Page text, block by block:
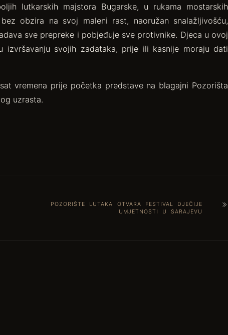
lutkarskih majstora Bugarske, u rukama mostarskih
obzira na svoj maleni rast, naoružan snalažljivošću,
sve prepreke i pobjeđuje sve protivnike. Djeca u ovoj
svojih zadataka, prije ili kasnije moraju dati
vremena prije početka predstave na blagajni Pozorišta
uzrasta.
POZORIŠTE LUTAKA OTVARA FESTIVAL DJEČIJE
UMJETNOSTI U SARAJEVU